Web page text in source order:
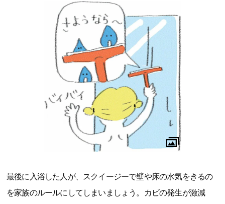
最後に入浴した人が、スクイージーで壁や床の水気をきるの
を家族のルールにしてしまいましょう。カビの発生が激減